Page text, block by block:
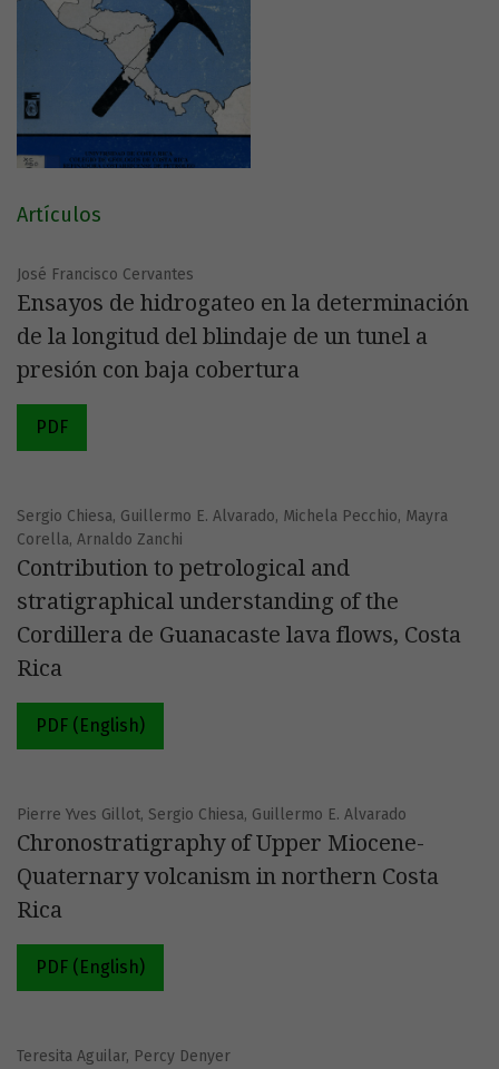
Artículos
José Francisco Cervantes
Ensayos de hidrogateo en la determinación
de la longitud del blindaje de un tunel a
presión con baja cobertura
PDF
Sergio Chiesa, Guillermo E. Alvarado, Michela Pecchio, Mayra
Corella, Arnaldo Zanchi
Contribution to petrological and
stratigraphical understanding of the
Cordillera de Guanacaste lava flows, Costa
Rica
PDF (English)
Pierre Yves Gillot, Sergio Chiesa, Guillermo E. Alvarado
Chronostratigraphy of Upper Miocene-
Quaternary volcanism in northern Costa
Rica
PDF (English)
Teresita Aguilar, Percy Denyer